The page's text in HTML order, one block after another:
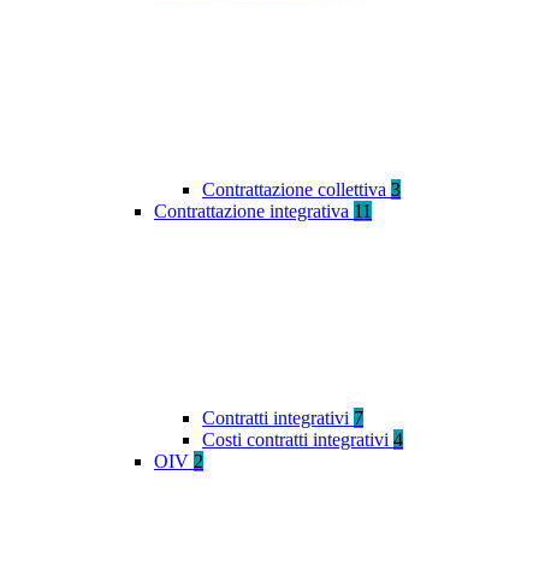
Contrattazione collettiva 3
Contrattazione integrativa 11
Contratti integrativi 7
Costi contratti integrativi 4
OIV 2